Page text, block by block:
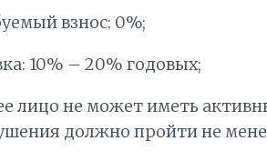
взнос: 0%;
10% – 20% годовых;
лицо не может иметь
должно пройти не